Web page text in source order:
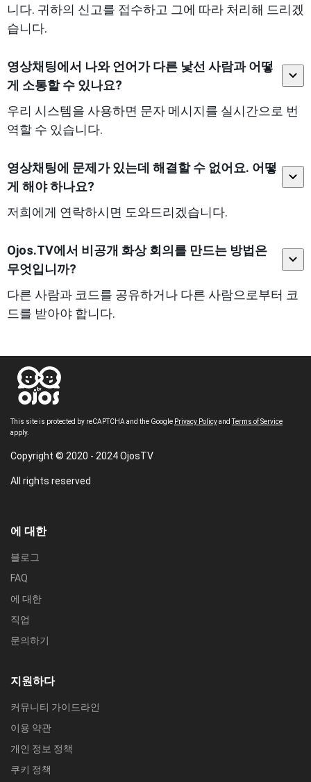
니다. 귀하의 신고를 접수하고 그에 따라 처리해 드리겠
습니다.
영상채팅에서 나와 언어가 다른 낯선 사람과 어떻
게 소통할 수 있나요?
우리 시스템을 사용하면 문자 메시지를 실시간으로 번
역할 수 있습니다.
영상채팅에 문제가 있는데 해결할 수 없어요. 어떻
게 해야 하나요?
저희에게 연락하시면 도와드리겠습니다.
Ojos.TV에서 비공개 화상 회의를 만드는 방법은
무엇입니까?
다른 사람과 코드를 공유하거나 다른 사람으로부터 코
드를 받아야 합니다.
This site is protected by reCAPTCHA and the Google Privacy PolicyandTerms of Service
apply.
Copyright © 2020 - 2024 OjosTV
All rights reserved
에 대한
블로그
FAQ
에 대한
직업
문의하기
지원하다
커뮤니티 가이드라인
이용 약관
개인 정보 정책
쿠키 정책